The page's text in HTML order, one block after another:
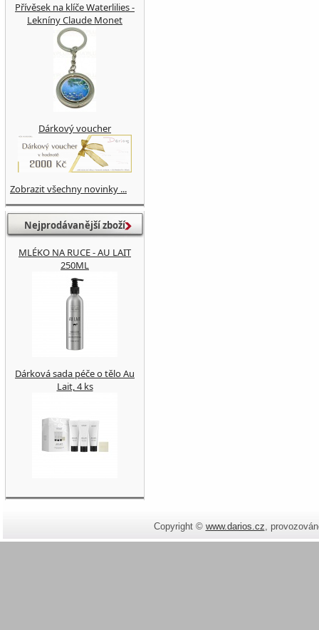
Přívěsek na klíče Waterlilies -
Lekníny Claude Monet
Dárkový voucher
Zobrazit všechny novinky ...
Nejprodávanější zboží
MLÉKO NA RUCE - AU LAIT
250ML
Dárková sada péče o tělo Au
Lait, 4 ks
Copyright © www.darios.cz,